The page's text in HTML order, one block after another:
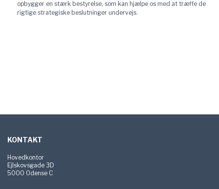
opbygger en stærk bestyrelse, som kan hjælpe os med at træffe de
rigtige strategiske beslutninger undervejs.
KONTAKT
Hovedkontor
Ejlskovsgade 3D
5000 Odense C